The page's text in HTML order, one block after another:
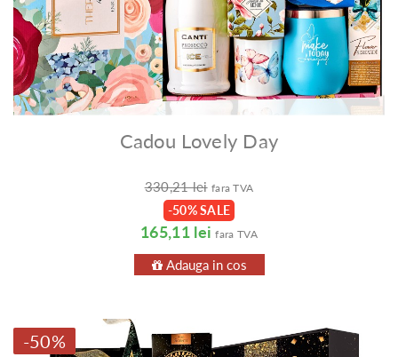
Cadou Lovely Day
330,21 lei fara TVA
-50% SALE
165,11 lei fara TVA
Adauga in cos
-50%